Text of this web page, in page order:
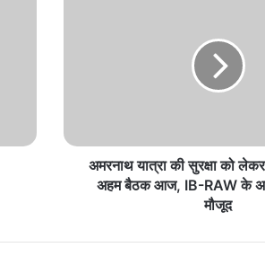
अमरनाथ यात्रा की सुरक्षा को
अहम बैठक आज, IB-RAW के
मौजूद